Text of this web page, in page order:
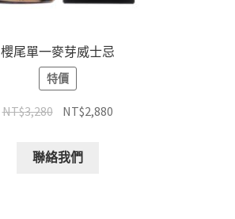
櫻尾單一麥芽威士忌
特價
NT$3,280 NT$2,880
聯絡我們